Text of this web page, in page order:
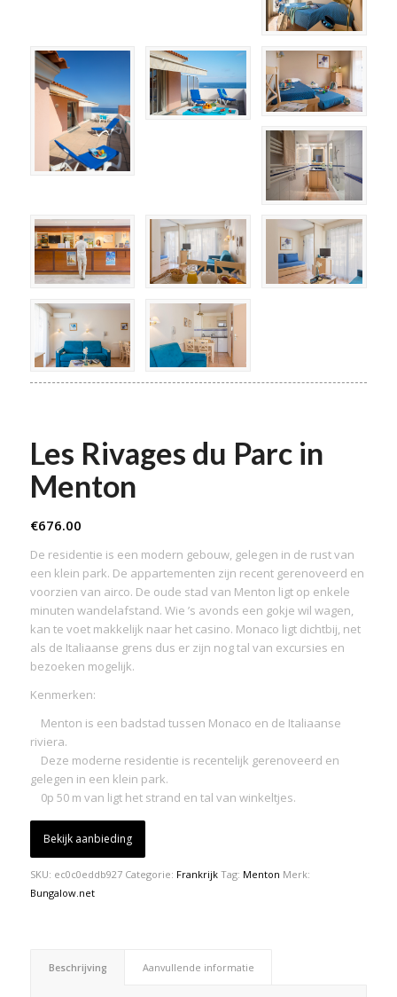
Les Rivages du Parc in
Menton
€676.00
De residentie is een modern gebouw, gelegen in de rust van
een klein park. De appartementen zijn recent gerenoveerd en
voorzien van airco. De oude stad van Menton ligt op enkele
minuten wandelafstand. Wie ’s avonds een gokje wil wagen,
kan te voet makkelijk naar het casino. Monaco ligt dichtbij, net
als de Italiaanse grens dus er zijn nog tal van excursies en
bezoeken mogelijk.
Kenmerken:
Menton is een badstad tussen Monaco en de Italiaanse
riviera.
Deze moderne residentie is recentelijk gerenoveerd en
gelegen in een klein park.
0p 50 m van ligt het strand en tal van winkeltjes.
Bekijk aanbieding
SKU: ec0c0eddb927 Categorie: Frankrijk Tag: Menton Merk:
Bungalow.net
Beschrijving Aanvullende informatie